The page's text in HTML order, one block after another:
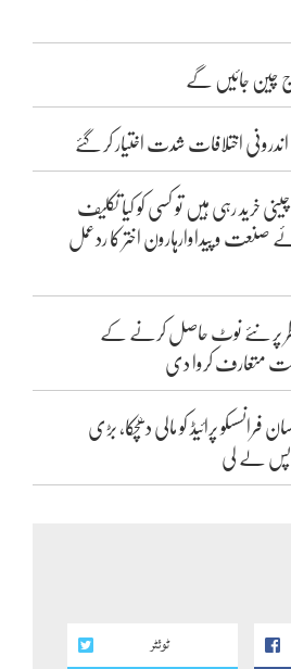
چین جائیں گے
اختلافات شدت اختیار کر گئے
خرید رہی ہیں تو کسی کو کیا تکلیف
و پیداوارہارون اختر کا ردعمل
پر نئے نوٹ حاصل کرنے کے
متعارف کروا دی
پرائیڈ کو مالی دھچکا، بڑی
لے لی
ٹوئٹر